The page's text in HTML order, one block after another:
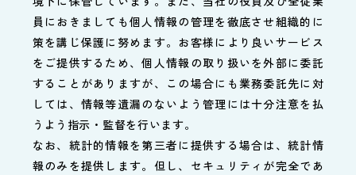
員におきましても個人情報の管理を徹底させ組織的に
策を講じ保護に努めます。お客様により良いサービス
をご提供するため、個人情報の取り扱いを外部に委託
することがありますが、この場合にも業務委託先に対
しては、情報等遺漏のないよう管理には十分注意を払
うよう指示・監督を行います。
なお、統計的情報を第三者に提供する場合は、統計情
報のみを提供します。但し、セキュリティが完全であ